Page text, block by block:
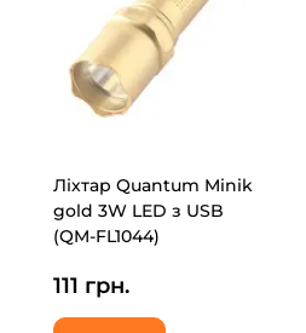
Ліхтар Quantum Minik
gold 3W LED з USB
(QM-FL1044)
111 грн.